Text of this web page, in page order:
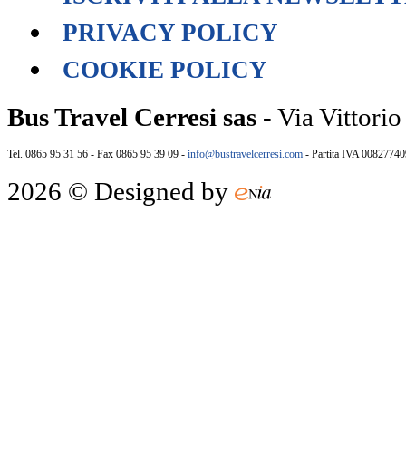
PRIVACY POLICY
COOKIE POLICY
Bus Travel Cerresi sas - Via Vittorio
Tel. 0865 95 31 56 - Fax 0865 95 39 09 - info@bustravelcerresi.com - Partita IVA
2026 © Designed by